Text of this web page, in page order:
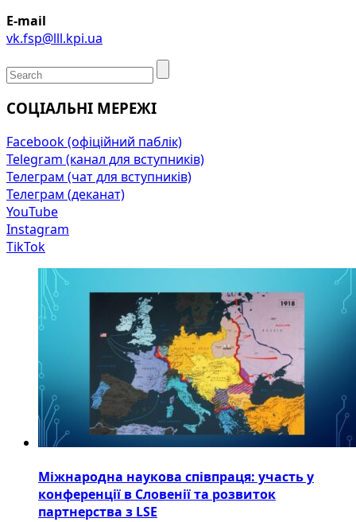
E-mail
vk.fsp@lll.kpi.ua
СОЦІАЛЬНІ МЕРЕЖІ
Facebook (офіційний паблік)
Telegram (канал для вступників)
Телеграм (чат для вступників)
Телеграм (деканат)
YouTube
Instagram
TikTok
Міжнародна наукова співпраця: участь у
конференції в Словенії та розвиток
партнерства з LSE